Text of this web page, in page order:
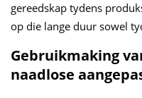
gereedskap tydens
op die lange duur sowel
Gebruikmaking
naadlose